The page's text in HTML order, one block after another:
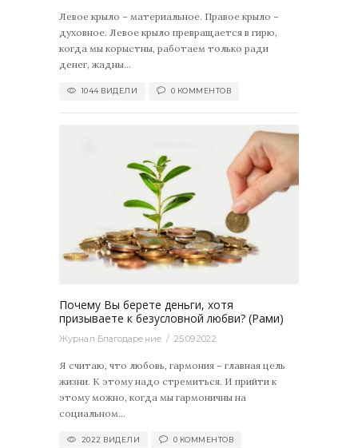
Левое крыло – материальное. Правое крыло –
духовное. Левое крыло превращается в гирю,
когда мы корыстны, работаем только ради
денег, жадны...
1044 ВИДЕЛИ 0 КОММЕНТОВ
Почему Вы берете деньги, хотя
призываете к безусловной любви? (Рами)
Журнал Благодарение 25.09.2022
Я считаю, что любовь, гармония – главная цель
жизни. К этому надо стремиться. И прийти к
этому можно, когда мы гармоничны на
социальном...
2022 ВИДЕЛИ 0 КОММЕНТОВ